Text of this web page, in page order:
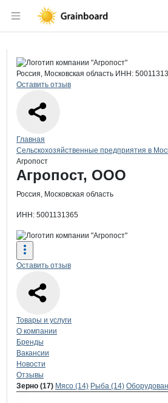
Раздел навигации по
Страница
Страница компанииАгропост, ООО
Краткая информация
Россия, Московская область ИНН:
Оставить отзыв
Навигация по сайту
Главная
Сельскохозяйственные предприятия в
Агропост
Основная
Агропост, ООО
Россия, Московская область
ИНН: 5001131365
Оставить отзыв
Навигация по
Товары и услуги
О компании
Бренды
Вакансии
Новости
Отзывы
Продукция
Навигация по продуктам
Зерно (17) Мясо (14) Рыба (14)